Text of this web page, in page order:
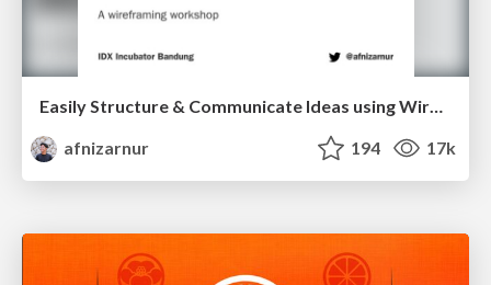
Easily Structure & Communicate Ideas using Wireframe
afnizarnur
194 17k